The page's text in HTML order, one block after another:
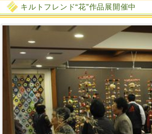
キルトフレンド“花”作品展開催中